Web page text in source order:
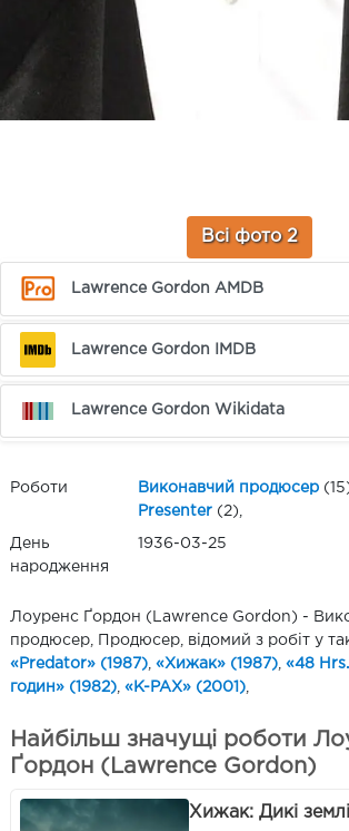
Всі фото 2
Lawrence Gordon AMDB
Lawrence Gordon IMDB
Lawrence Gordon Wikidata
Роботи Виконавчий продюсер
Presenter (2),
День
народження
1936-03-25
Лоуренс Ґордон (Lawrence Gordon) -
продюсер, Продюсер, відомий з робіт у
«Predator» (1987) «Хижак» (1987) «48
годин» (1982) «K-PAX» (2001)
Найбільш значущі роботи
Ґордон (Lawrence Gordon)
Хижак: Дикі землі